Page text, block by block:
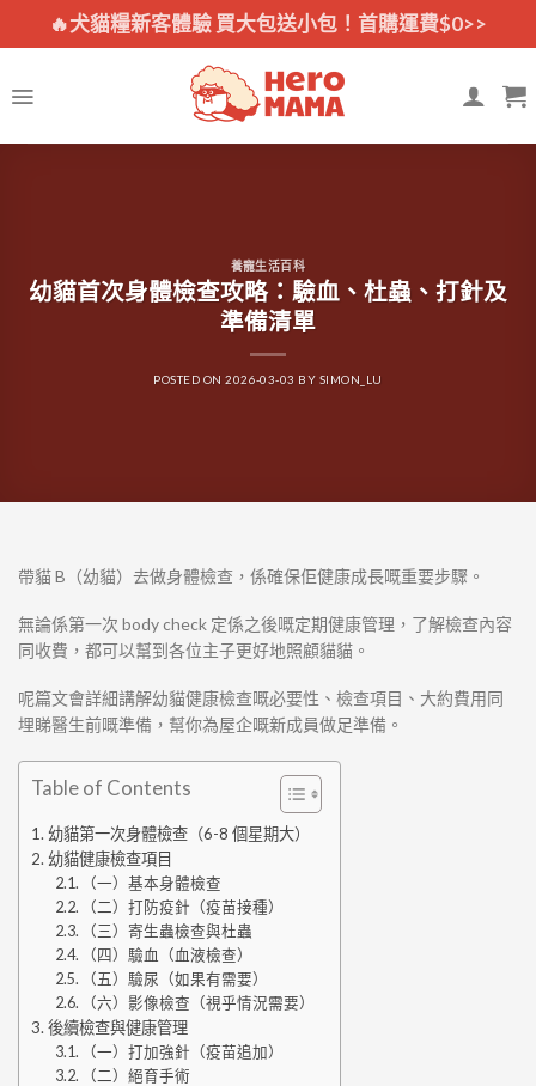
🔥犬貓糧新客體驗 買大包送小包！首購運費$0>>
養寵生活百科
幼貓首次身體檢查攻略：驗血、杜蟲、打針及
準備清單
POSTED ON2026-03-03 BY SIMON_LU
帶貓 B（幼貓）去做身體檢查，係確保佢健康成長嘅重要步驟。
無論係第一次 body check 定係之後嘅定期健康管理，了解檢查內容
同收費，都可以幫到各位主子更好地照顧貓貓。
呢篇文會詳細講解幼貓健康檢查嘅必要性、檢查項目、大約費用同
埋睇醫生前嘅準備，幫你為屋企嘅新成員做足準備。
Table of Contents
幼貓第一次身體檢查（6-8 個星期大）
幼貓健康檢查項目
（一）基本身體檢查
（二）打防疫針（疫苗接種）
（三）寄生蟲檢查與杜蟲
（四）驗血（血液檢查）
（五）驗尿（如果有需要）
（六）影像檢查（視乎情況需要）
後續檢查與健康管理
（一）打加強針（疫苗追加）
（二）絕育手術